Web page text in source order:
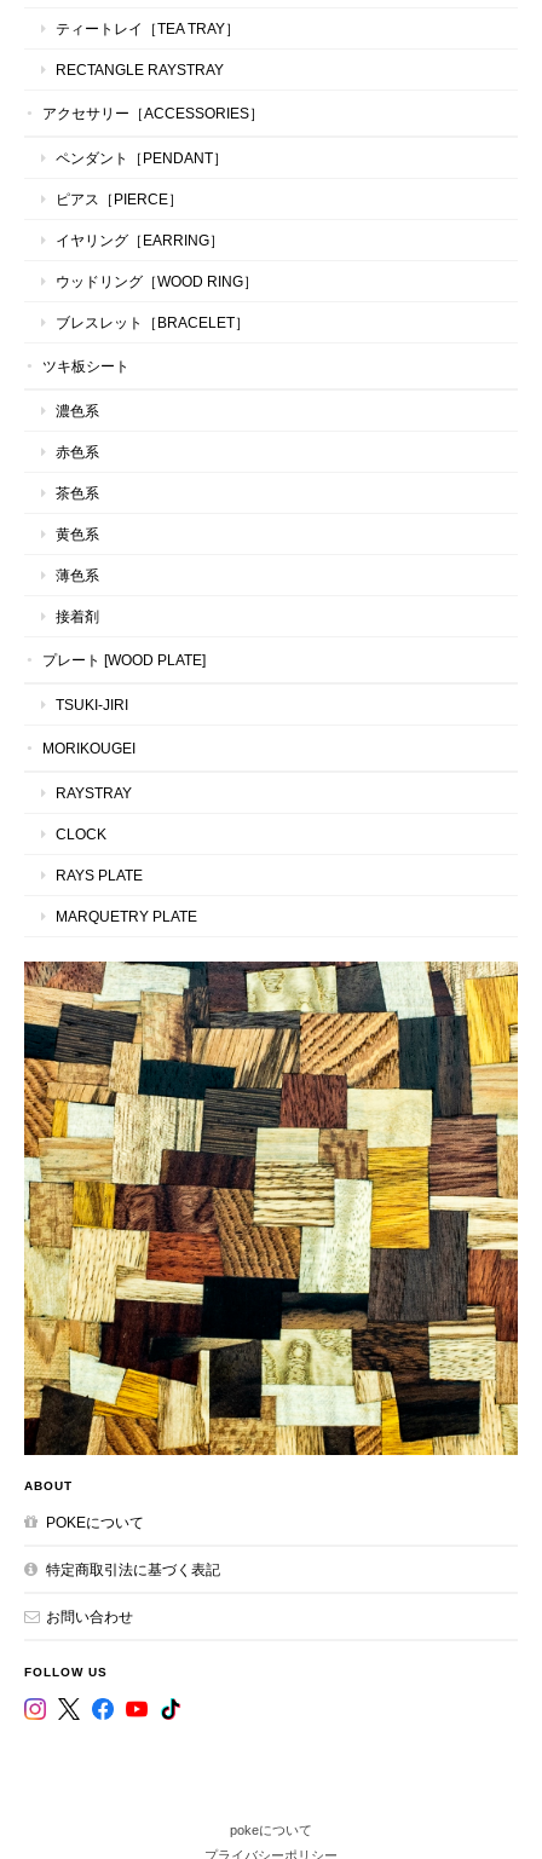
ティートレイ［TEA TRAY］
RECTANGLE RAYSTRAY
アクセサリー［ACCESSORIES］
ペンダント［PENDANT］
ピアス［PIERCE］
イヤリング［EARRING］
ウッドリング［WOOD RING］
ブレスレット［BRACELET］
ツキ板シート
濃色系
赤色系
茶色系
黄色系
薄色系
接着剤
プレート [WOOD PLATE]
TSUKI-JIRI
MORIKOUGEI
RAYSTRAY
CLOCK
RAYS PLATE
MARQUETRY PLATE
ABOUT
POKEについて
特定商取引法に基づく表記
お問い合わせ
FOLLOW US
pokeについて
プライバシーポリシー